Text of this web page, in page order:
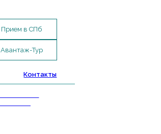
Прием в СПб
Авантаж-Тур
Контакты